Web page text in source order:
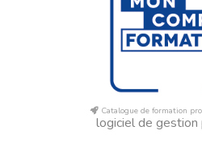
Catalogue de formation
logiciel de gestion